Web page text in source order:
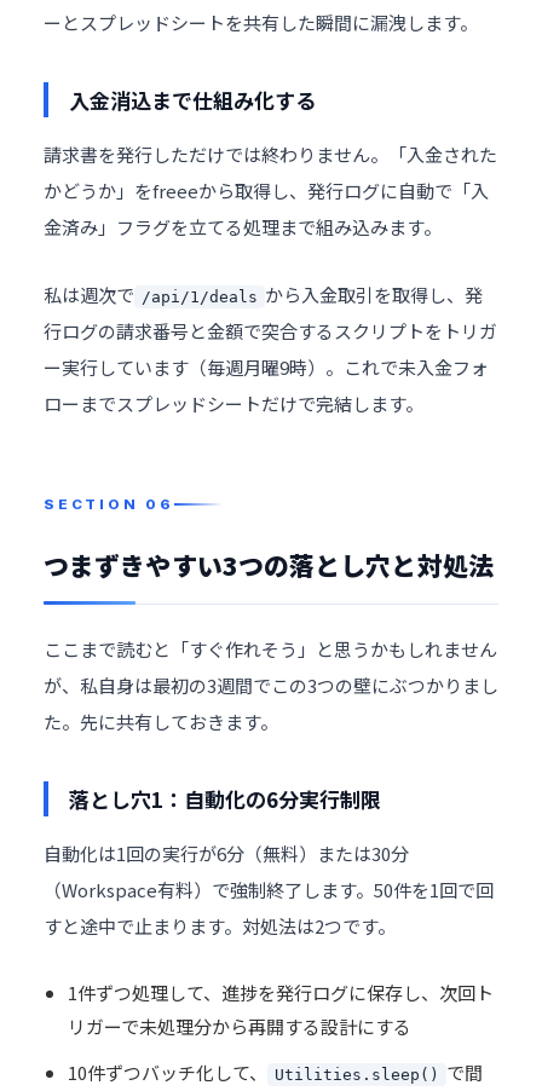
ーとスプレッドシートを共有した瞬間に漏洩します。
入金消込まで仕組み化する
請求書を発行しただけでは終わりません。「入金された
かどうか」をfreeeから取得し、発行ログに自動で「入
金済み」フラグを立てる処理まで組み込みます。
私は週次で /api/1/deals から入金取引を取得し、発
行ログの請求番号と金額で突合するスクリプトをトリガ
ー実行しています（毎週月曜9時）。これで未入金フォ
ローまでスプレッドシートだけで完結します。
つまずきやすい3つの落とし穴と対処法
ここまで読むと「すぐ作れそう」と思うかもしれません
が、私自身は最初の3週間でこの3つの壁にぶつかりまし
た。先に共有しておきます。
落とし穴1：自動化の6分実行制限
自動化は1回の実行が6分（無料）または30分
（Workspace有料）で強制終了します。50件を1回で回
すと途中で止まります。対処法は2つです。
1件ずつ処理して、進捗を発行ログに保存し、次回ト
リガーで未処理分から再開する設計にする
10件ずつバッチ化して、
Utilities.sleep()
で間